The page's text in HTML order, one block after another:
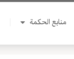
منابع الحكمة